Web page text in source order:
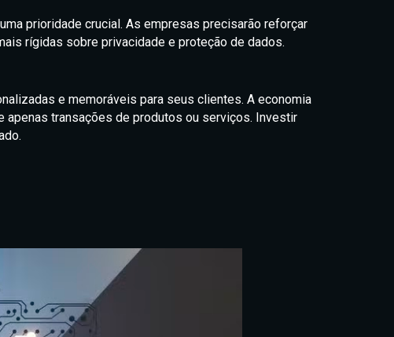
prioridade crucial. As empresas precisarão reforçar
rígidas sobre privacidade e proteção de dados.
e memoráveis para seus clientes. A economia
transações de produtos ou serviços. Investir